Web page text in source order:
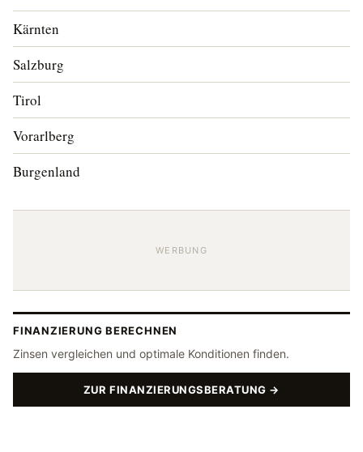
Kärnten
Salzburg
Tirol
Vorarlberg
Burgenland
WERBUNG
FINANZIERUNG BERECHNEN
Zinsen vergleichen und optimale Konditionen finden.
ZUR FINANZIERUNGSBERATUNG →